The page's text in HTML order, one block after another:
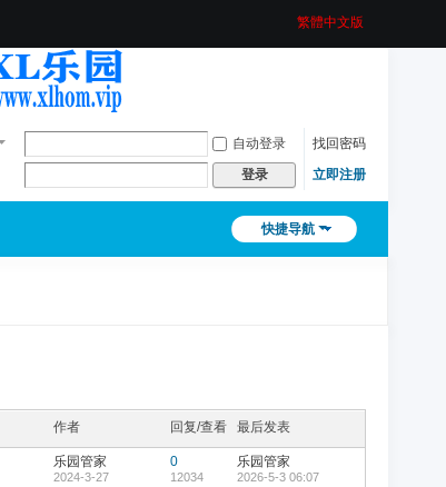
繁體中文版
自动登录
找回密码
登录 立即注册
快捷导航
作者 回复/查看 最后发表
乐园管家
2024-3-27
0
12034
乐园管家
2026-5-3 06:07